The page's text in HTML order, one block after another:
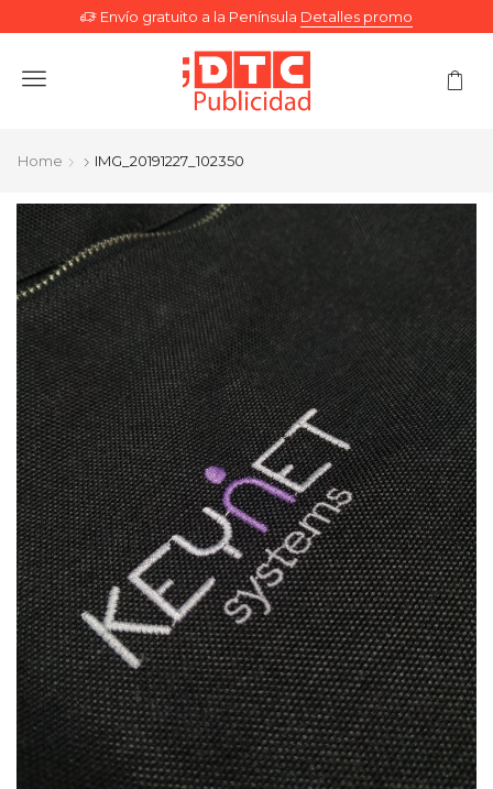
Envío gratuito a la Península Detalles promo
Menu
Home IMG_20191227_102350